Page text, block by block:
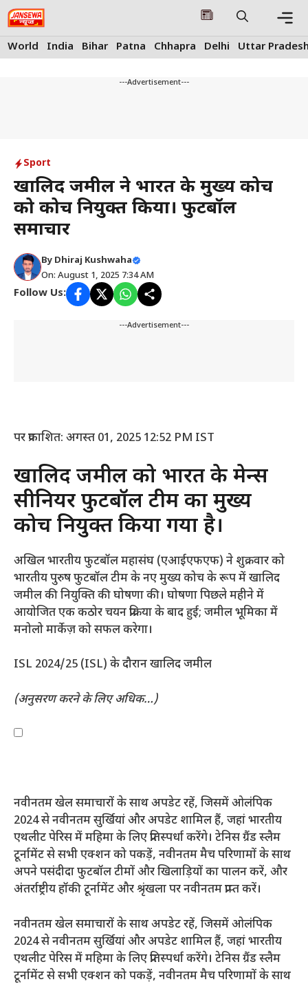
Skip
to
content
World India Bihar Patna Chhapra Delhi Uttar
---Advertisement---
Sport
खालिद जमील ने भारत के मुख्य कोच
को कोच नियुक्त किया। फुटबॉल
समाचार
By Dhiraj Kushwaha
On: August 1, 2025 7:34 AM
Follow Us:
---Advertisement---
पर प्रकाशित: अगस्त 01, 2025 12:52 PM IST
खालिद जमील को भारत के मेन्स
सीनियर फुटबॉल टीम का मुख्य
कोच नियुक्त किया गया है।
अखिल भारतीय फुटबॉल महासंघ (एआईएफएफ) ने शुक्रवार को
भारतीय पुरुष फुटबॉल टीम के नए मुख्य कोच के रूप में खालिद
जमील की नियुक्ति की घोषणा की। घोषणा पिछले महीने में
आयोजित एक कठोर चयन प्रक्रिया के बाद हुई; जमील भूमिका में
मनोलो मार्केज़ को सफल करेगा।
ISL 2024/25 (ISL) के दौरान खालिद जमील
(अनुसरण करने के लिए अधिक…)
नवीनतम खेल समाचारों के साथ अपडेट रहें, जिसमें ओलंपिक
2024 से नवीनतम सुर्खियां और अपडेट शामिल हैं, जहां भारतीय
एथलीट पेरिस में महिमा के लिए प्रतिस्पर्धा करेंगे। टेनिस ग्रैंड स्लैम
टूर्नामेंट से सभी एक्शन को पकड़ें, नवीनतम मैच परिणामों के साथ
अपने पसंदीदा फुटबॉल टीमों और खिलाड़ियों का पालन करें, और
अंतर्राष्ट्रीय हॉकी टूर्नामेंट और श्रृंखला पर नवीनतम प्राप्त करें।
नवीनतम खेल समाचारों के साथ अपडेट रहें, जिसमें ओलंपिक
2024 से नवीनतम सुर्खियां और अपडेट शामिल हैं, जहां भारतीय
एथलीट पेरिस में महिमा के लिए प्रतिस्पर्धा करेंगे। टेनिस ग्रैंड स्लैम
टूर्नामेंट से सभी एक्शन को पकड़ें, नवीनतम मैच परिणामों के साथ